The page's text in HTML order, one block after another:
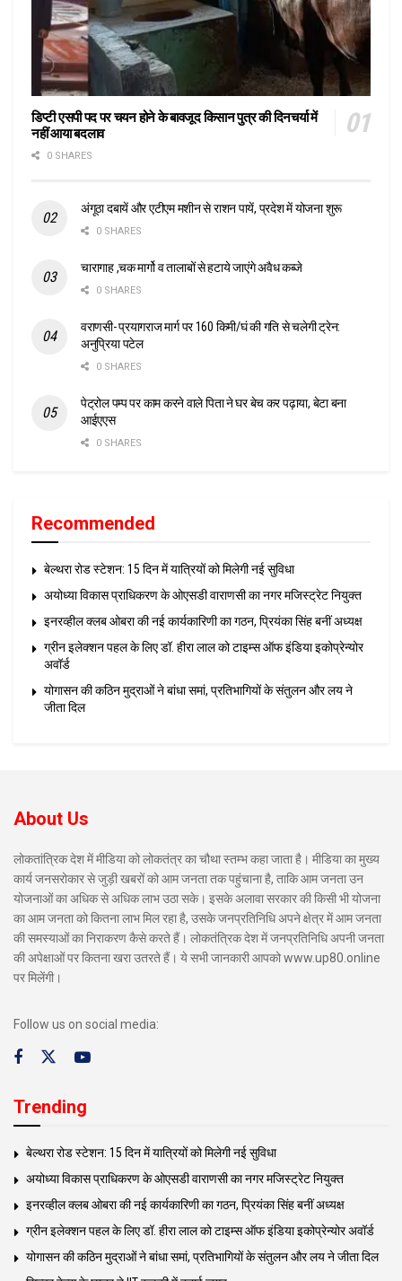
डिप्टी एसपी पद पर चयन होने के बावजूद किसान पुत्र की दिनचर्या में
नहीं आया बदलाव
0 SHARES
अंगूठा दबायें और एटीएम मशीन से राशन पायें, प्रदेश में योजना शुरू
0 SHARES
चारागाह ,चक मार्गो व तालाबों से हटाये जाएंगे अवैध कब्जे
0 SHARES
वराणसी- प्रयागराज मार्ग पर 160 किमी/घं की गति से चलेगी ट्रेन:
अनुप्रिया पटेल
0 SHARES
पेट्रोल पम्प पर काम करने वाले पिता ने घर बेच कर पढ़ाया, बेटा बना
आईएएस
0 SHARES
Recommended
बेल्थरा रोड स्टेशन: 15 दिन में यात्रियों को मिलेगी नई सुविधा
अयोध्या विकास प्राधिकरण के ओएसडी वाराणसी का नगर मजिस्ट्रेट नियुक्त
इनरव्हील क्लब ओबरा की नई कार्यकारिणी का गठन, प्रियंका सिंह बनीं अध्यक्ष
ग्रीन इलेक्शन पहल के लिए डॉ. हीरा लाल को टाइम्स ऑफ इंडिया इकोप्रेन्योर
अवॉर्ड
योगासन की कठिन मुद्राओं ने बांधा समां, प्रतिभागियों के संतुलन और लय ने
जीता दिल
About Us
लोकतांत्रिक देश में मीडिया को लोकतंत्र का चौथा स्तम्भ कहा जाता है। मीडिया का मुख्य
कार्य जनसरोकार से जुड़ी खबरों को आम जनता तक पहुंचाना है, ताकि आम जनता उन
योजनाओं का अधिक से अधिक लाभ उठा सके। इसके अलावा सरकार की किसी भी योजना
का आम जनता को कितना लाभ मिल रहा है, उसके जनप्रतिनिधि अपने क्षेत्र में आम जनता
की समस्याओं का निराकरण कैसे करते हैं। लोकतंत्रिक देश में जनप्रतिनिधि अपनी जनता
की अपेक्षाओं पर कितना खरा उतरते हैं। ये सभी जानकारी आपको www.up80.online
पर मिलेंगी।
Follow us on social media:
Trending
बेल्थरा रोड स्टेशन: 15 दिन में यात्रियों को मिलेगी नई सुविधा
अयोध्या विकास प्राधिकरण के ओएसडी वाराणसी का नगर मजिस्ट्रेट नियुक्त
इनरव्हील क्लब ओबरा की नई कार्यकारिणी का गठन, प्रियंका सिंह बनीं अध्यक्ष
ग्रीन इलेक्शन पहल के लिए डॉ. हीरा लाल को टाइम्स ऑफ इंडिया इकोप्रेन्योर अवॉर्ड
योगासन की कठिन मुद्राओं ने बांधा समां, प्रतिभागियों के संतुलन और लय ने जीता दिल